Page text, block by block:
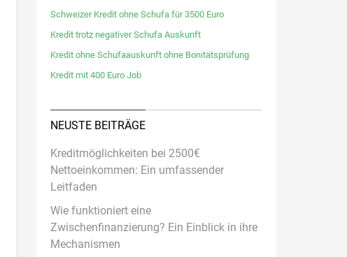
Schweizer Kredit ohne Schufa für 3500 Euro
Kredit trotz negativer Schufa Auskunft
Kredit ohne Schufaauskunft ohne Bonitätsprüfung
Kredit mit 400 Euro Job
NEUSTE BEITRÄGE
Kreditmöglichkeiten bei 2500€
Nettoeinkommen: Ein umfassender
Leitfaden
Wie funktioniert eine
Zwischenfinanzierung? Ein Einblick in ihre
Mechanismen